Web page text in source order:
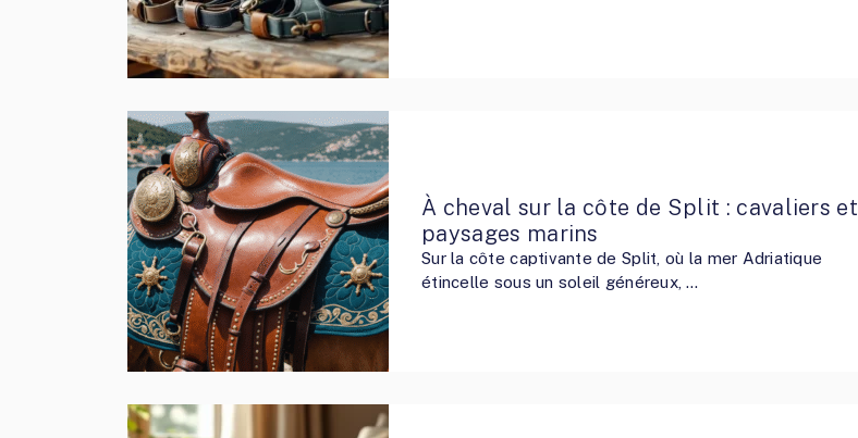
À cheval sur la côte de Split : cavaliers et
paysages marins
Sur la côte captivante de Split, où la mer Adriatique
étincelle sous un soleil généreux, …